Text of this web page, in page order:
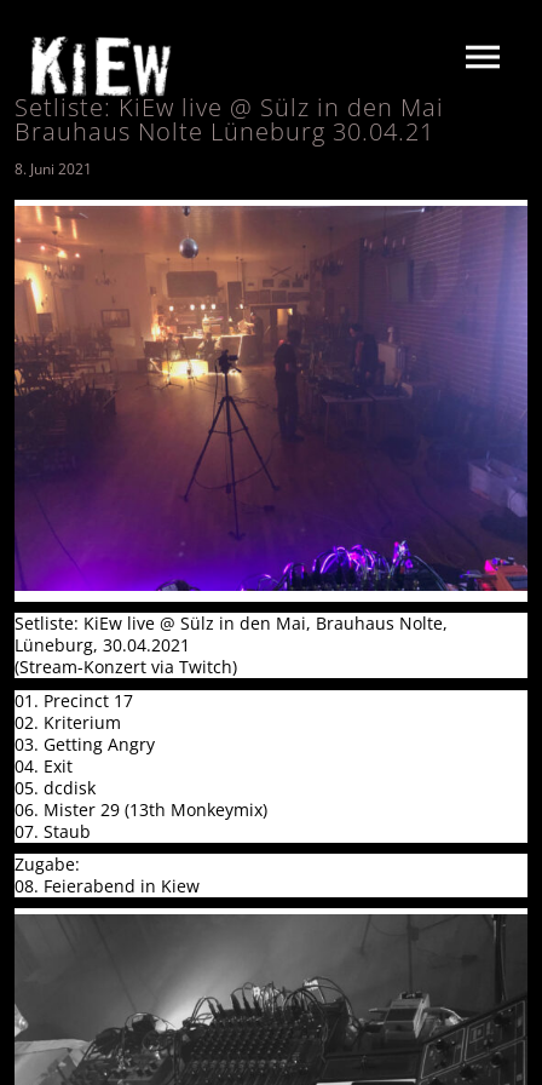
Setliste: KiEw live @ Sülz in den Mai
Brauhaus Nolte Lüneburg 30.04.21
8. Juni 2021
Setliste: KiEw live @ Sülz in den Mai, Brauhaus Nolte,
Lüneburg, 30.04.2021
(Stream-Konzert via Twitch)
01. Precinct 17
02. Kriterium
03. Getting Angry
04. Exit
05. dcdisk
06. Mister 29 (13th Monkeymix)
07. Staub
Zugabe:
08. Feierabend in Kiew